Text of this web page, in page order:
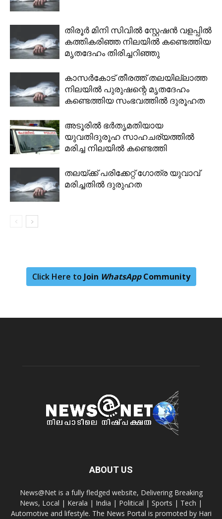
തിരൂർ മിനി സിവിൽ സ്റ്റേഷൻ വളപ്പിൽ
കത്തികരിഞ്ഞ നിലയിൽ കണ്ടെത്തിയ
മൃതദേഹം തിരിച്ചറിഞ്ഞു
കാസർകോട് തീരത്ത് തലയില്ലാത്ത
നിലയിൽ പുരുഷന്റെ മൃതദേഹം
കണ്ടെത്തിയ സംഭവത്തിൽ ദുരൂഹത
അടൂരിൽ ഭർതൃമതിയായ
യുവതിദുരൂഹ സാഹചര്യത്തില്‍
മരിച്ച നിലയിൽ കണ്ടെത്തി
തലയ്ക്ക് പരിക്കേറ്റ് ഗോത്ര യുവാവ്
മരിച്ചതിൽ ദുരുഹത
Click Here to Join WhatsAppCommunity
ABOUT US
News@Net is a fully fledged website, Delivering Breaking
News, Local | Kerala | India | Political | Sports | Tech |
Automotive and lifestyle. The News Portal is promoted by Hari